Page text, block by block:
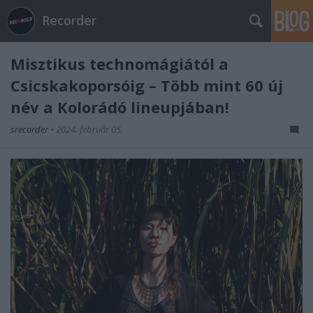
Recorder
Misztikus technomágiától a
Csicskakoporsóig – Több mint 60 új
név a Kolorádó lineupjában!
srecorder • 2024. február 05.